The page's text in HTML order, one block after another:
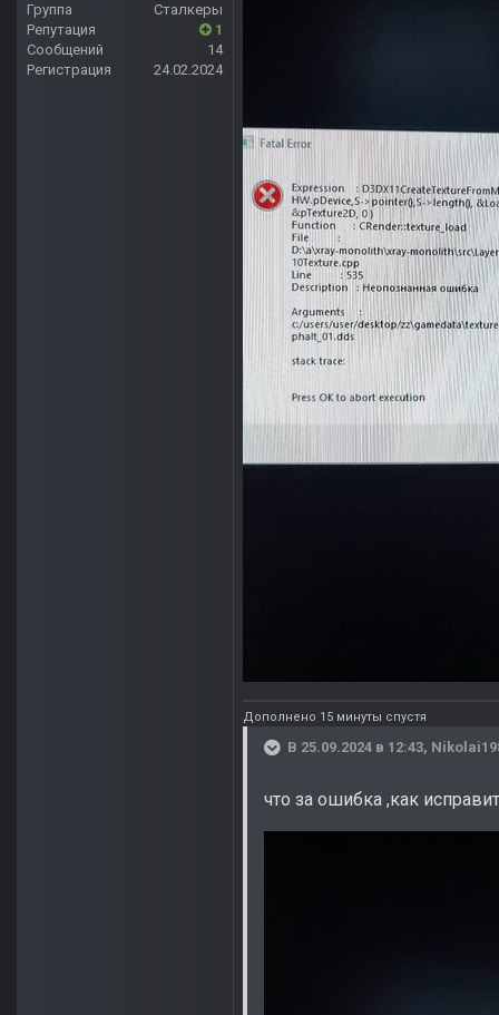
Группа
Сталкеры
Репутация
1
Сообщений
14
Регистрация
24.02.2024
Дополнено 15 минуты спустя
В 25.09.2024 в 12:43,
что за ошибка ,как